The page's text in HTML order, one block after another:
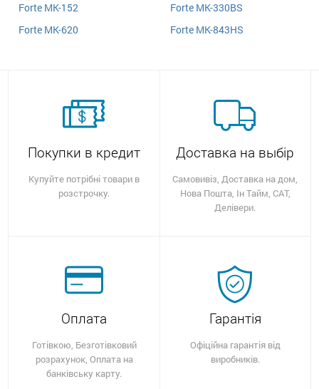
Forte MK-152
Forte MK-330BS
Forte MK-620
Forte MK-843HS
Покупки в кредит
Купуйте потрібні товари в
розстрочку.
Доставка на выбір
Самовивіз, Доставка на дом,
Нова Пошта, Ін Тайм, САТ,
Делівери.
Оплата
Готівкою, Безготівковий
розрахунок, Оплата на
банківську карту.
Гарантія
Офіційна гарантія від
виробників.